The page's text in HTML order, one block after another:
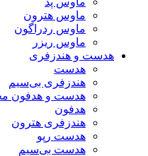
ماوس هترون
ماوس ردراگون
ماوس ریزر
هدست و هندزفری
هدست
هندزفری بی‌سیم
هدست و هدفون
هدفون
هندزفری هترون
هدست رپو
هدست بی‌سیم